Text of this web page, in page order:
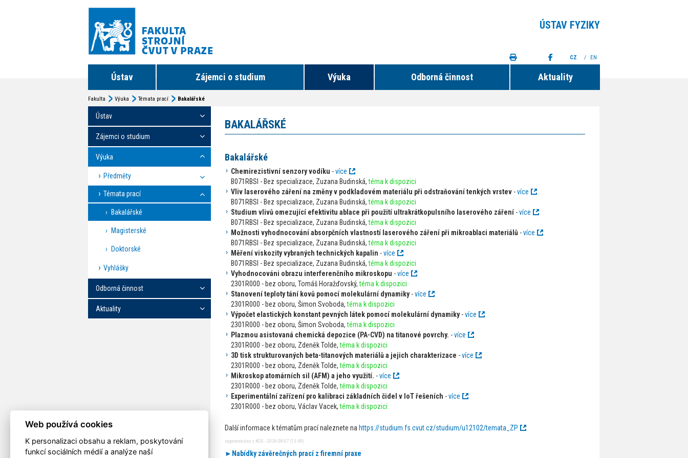
ÚSTAV FYZIKY
Ústav Zájemci o studium Výuka Odborná činnost Aktuality
CZ / EN
Fakulta Výuka Témata prací Bakalářské
Ústav
Zájemci o studium
Výuka
Předměty
Témata prací
Bakalářské
Magisterské
Doktorské
Vyhlášky
Odborná činnost
Aktuality
BAKALÁŘSKÉ
Bakalářské
Chemirezistivní senzory vodíku -více
B071RBSI - Bez specializace, Zuzana Budinská,téma k dispozici
Vliv laserového záření na změny v podkladovém materiálu při odstraňování tenkých vrstev -více
B071RBSI - Bez specializace, Zuzana Budinská,téma k dispozici
Studium vlivů omezující efektivitu ablace při použití ultrakrátkopulsního laserového záření-více
B071RBSI - Bez specializace, Zuzana Budinská,téma k dispozici
Možnosti vyhodnocování absorpčních vlastností laserového záření při mikroablaci materiálů -více
B071RBSI - Bez specializace, Zuzana Budinská,téma k dispozici
Měření viskozity vybraných technických kapalin -více
B071RBSI - Bez specializace, Zuzana Budinská,téma k dispozici
Vyhodnocováni obrazu interferenčního mikroskopu -více
2301R000 - bez oboru, Tomáš Horažďovský,téma k dispozici
Stanovení teploty tání kovů pomocí molekulární dynamiky-více
2301R000 - bez oboru, Šimon Svoboda,téma k dispozici
Výpočet elastických konstant pevných látek pomocí molekulární dynamiky-více
2301R000 - bez oboru, Šimon Svoboda,téma k dispozici
Plazmou asistovaná chemická depozice (PA-CVD) na titanové povrchy. -více
2301R000 - bez oboru, Zdeněk Tolde,téma k dispozici
3D tisk strukturovaných beta-titanových materiálů a jejich charakterizace -více
2301R000 - bez oboru, Zdeněk Tolde,téma k dispozici
Mikroskop atomárních sil (AFM) a jeho využití. -více
2301R000 - bez oboru, Zdeněk Tolde,téma k dispozici
Experimentální zařízení pro kalibraci základních čidel v IoT řešeních -více
2301R000 - bez oboru, Václav Vacek,téma k dispozici
Další informace k tématům prací naleznete na https://studium.fs.cvut.cz/studium/u12102/temata_ZP
vygenerováno z KOS - 2026-08-07 (13:49)
►Nabídky závěrečných prací z firemní praxe
Web používá cookies
K personalizaci obsahu a reklam, poskytování
funkcí sociálních médií a analýze naší